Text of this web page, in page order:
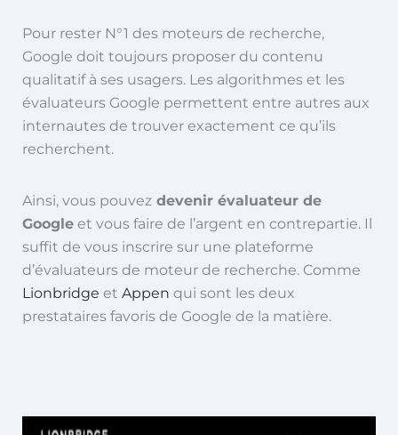
Pour rester N°1 des moteurs de recherche,
Google doit toujours proposer du contenu
qualitatif à ses usagers. Les algorithmes et les
évaluateurs Google permettent entre autres aux
internautes de trouver exactement ce qu’ils
recherchent.
Ainsi, vous pouvezdevenir évaluateur de
Googleet vous faire de l’argent en contrepartie. Il
suffit de vous inscrire sur une plateforme
d’évaluateurs de moteur de recherche. Comme
Lionbridge et Appen qui sont les deux
prestataires favoris de Google de la matière.